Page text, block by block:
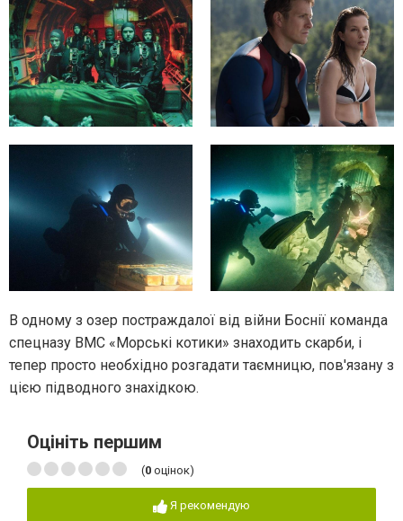
В одному з озер постраждалої від війни Боснії команда
спецназу ВМС «Морські котики» знаходить скарби, і
тепер просто необхідно розгадати таємницю, пов'язану з
цією підводного знахідкою.
Оцініть першим
(0 оцінок)
Я рекомендую